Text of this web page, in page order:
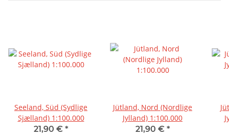
Seeland, Süd (Sydlige
Sjælland) 1:100.000
21,90 € *
Jütland, Nord (Nordlige
Jylland) 1:100.000
21,90 € *